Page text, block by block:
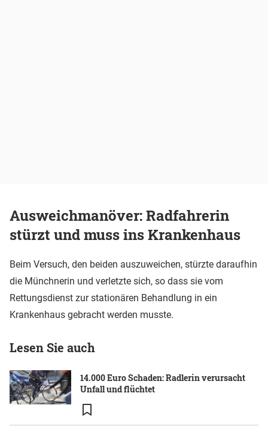
Ausweichmanöver: Radfahrerin
stürzt und muss ins Krankenhaus
Beim Versuch, den beiden auszuweichen, stürzte daraufhin
die Münchnerin und verletzte sich, so dass sie vom
Rettungsdienst zur stationären Behandlung in ein
Krankenhaus gebracht werden musste.
Lesen Sie auch
14.000 Euro Schaden: Radlerin verursacht
Unfall und flüchtet